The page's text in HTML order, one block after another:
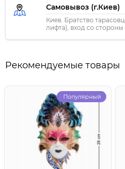
Самовывоз (г.Киев)
Киев. Братство
лифта), вход со стороны
Рекомендуемые товары
Популярный